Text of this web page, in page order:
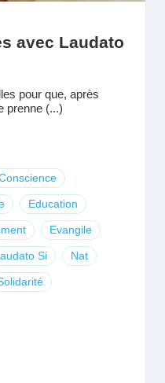
avec Laudato
pour que, après
prenne (...)
Education
Evangile
Si Nat